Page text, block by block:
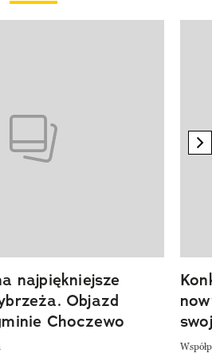
najpiękniejsze
Objazd
Choczewo